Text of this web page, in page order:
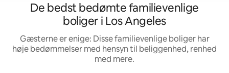
De bedst bedømte familievenlige
boliger i Los Angeles
Gæsterne er enige: Disse familievenlige boliger har
høje bedømmelser med hensyn til beliggenhed, renhed
med mere.